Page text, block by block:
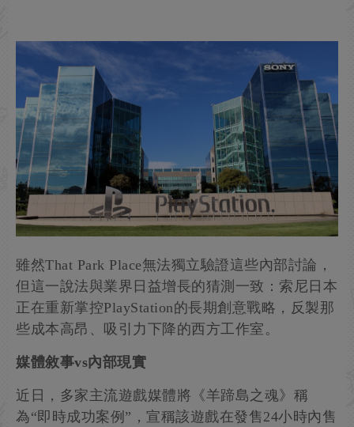
雖然That Park Place無法獨立驗證這些內部討論，
但這一說法與業界日益增長的猜測一致：索尼日本
正在重新掌控PlayStation的長期創意戰略，反製那
些成本高昂、吸引力下降的西方工作室。
媒體敘事vs內部現實
近日，多家主流遊戲媒體將《羊蹄島之魂》稱
為“即時成功案例”，宣稱該遊戲在發售24小時內售